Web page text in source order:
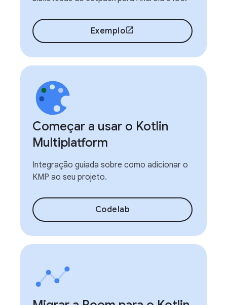
Exemplo
Começar a usar o Kotlin
Multiplatform
Integração guiada sobre como adicionar o
KMP ao seu projeto.
Codelab